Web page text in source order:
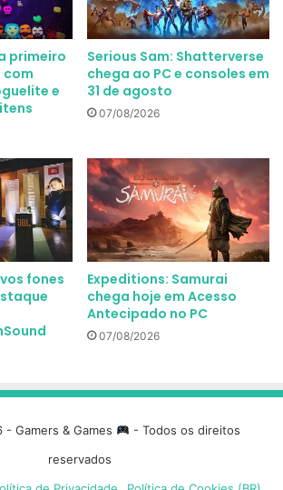
primeiro
e
Serious Sam: Shatterverse
chega ao PC e consoles em
31 de agosto
07/08/2026
fones
Expeditions: Samurai
chega hoje em Acesso
Antecipado no PC
07/08/2026
Gamers & Games
- Todos os direitos
reservados